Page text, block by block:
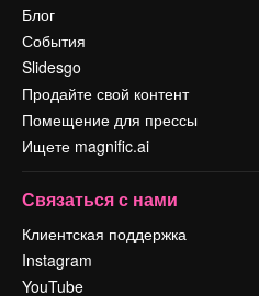
Блог
События
Slidesgo
Продайте свой контент
Помещение для прессы
Ищете magnific.ai
Связаться с нами
Клиентская поддержка
Instagram
YouTube